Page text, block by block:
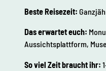
Beste Reisezeit:
Das erwartet euch:
Aussichtsplattform,
So viel Zeit braucht ihr: